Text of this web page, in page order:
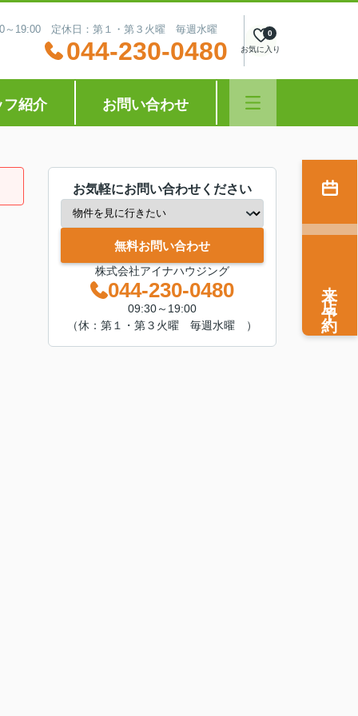
～19:00 定休日：第１・第３火曜 毎週水曜
044-230-0480 お気に入り
0
フ紹介 お問い合わせ
お気軽にお問い合わせください
無料お問い合わせ
株式会社アイナハウジング
044-230-0480
09:30～19:00
（休：第１・第３火曜 毎週水曜 ）
来店予約